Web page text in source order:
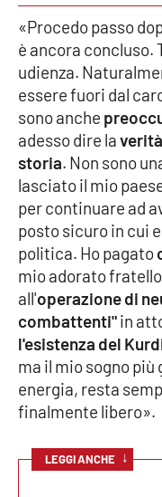
VIDEO
Ambiente
Cronaca
Cultura
Economia e Lavoro
Politica
Sanità
Società
«Procedo passo
è ancora concluso.
udienza.
essere fuori dal
sono anche
adesso dire la
storia. Non sono
lasciato il mio
per continuare ad
posto sicuro in cui
politica. Ho pagato
mio adorato
all'operazione di
combattenti"in
l'esistenza del
ma il mio sogno più
energia, resta
finalmente libero».
LEGGI ANCHE ↓